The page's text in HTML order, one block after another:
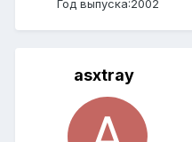
Год выпуска:2002
asxtray